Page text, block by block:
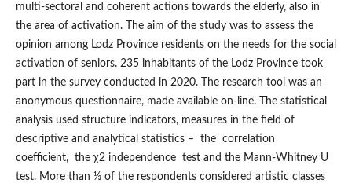
multi‑sectoral and coherent actions towards the elderly, also in
the area of activation. The aim of the study was to assess the
opinion among Lodz Province residents on the needs for the social
activation of seniors. 235 inhabitants of the Lodz Province took
part in the survey conducted in 2020. The research tool was an
anonymous questionnaire, made available on‑line. The statistical
analysis used structure indicators, measures in the field of
descriptive and analytical statistics – the correlation
coefficient, the χ2 independence test and the Mann‑Whitney U
test. More than ⅓ of the respondents considered artistic classes